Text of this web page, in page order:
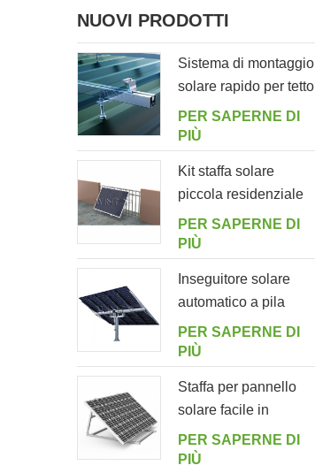
NUOVI PRODOTTI
Sistema di montaggio
solare rapido per tetto
in lamiera con bullone
di sospensione
PER SAPERNE DI
PIÙ
Kit staffa solare
piccola residenziale
per balcone
domestico
PER SAPERNE DI
PIÙ
Inseguitore solare
automatico a pila
singola con 10
pannelli fotovoltaici
PER SAPERNE DI
PIÙ
Staffa per pannello
solare facile in
alluminio regolabile
ad angolo per
PER SAPERNE DI
PIÙ